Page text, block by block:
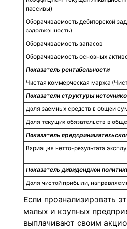
пассивы)
Оборачиваемость дебиторской
задолженность)
Оборачиваемость запасов
Оборачиваемость основных
Показатель рентабельности
Чистая коммерческая маржа
Показатели структуры
Доля заемных средств в общей
Доля текущих обязательств в
Показатель
Вариация нетто-результата
Показатель дивидендной
Доля чистой прибыли,
Если проанализировать
малых и крупных
выплачивают своим